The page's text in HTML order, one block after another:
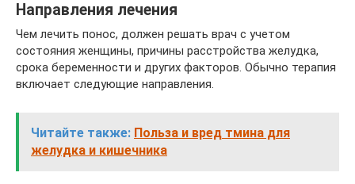
Направления лечения
Чем лечить понос, должен решать врач с учетом
состояния женщины, причины расстройства желудка,
срока беременности и других факторов. Обычно терапия
включает следующие направления.
Читайте также: Польза и вред тмина для
желудка и кишечника